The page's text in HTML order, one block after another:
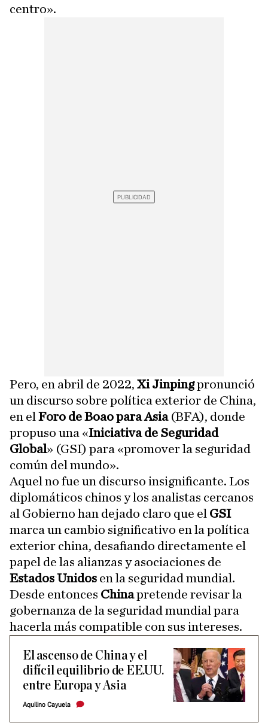
centro».
Pero, en abril de 2022, Xi Jinpingpronunció
un discurso sobre política exterior de China,
en el Foro de Boao para Asia(BFA), donde
propuso una «Iniciativa de Seguridad
Global» (GSI) para «promover la seguridad
común del mundo».
Aquel no fue un discurso insignificante. Los
diplomáticos chinos y los analistas cercanos
al Gobierno han dejado claro que el GSI
marca un cambio significativo en la política
exterior china, desafiando directamente el
papel de las alianzas y asociaciones de
Estados Unidos en la seguridad mundial.
Desde entonces Chinapretende revisar la
gobernanza de la seguridad mundial para
hacerla más compatible con sus intereses.
El ascenso de China y el
difícil equilibrio de EE.UU.
entre Europa y Asia
Aquilino Cayuela